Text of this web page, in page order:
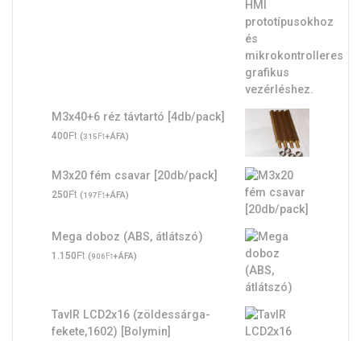
M3x40+6 réz távtartó [4db/pack]
400Ft (315Ft+ÁFA)
M3x20 fém csavar [20db/pack]
250Ft (197Ft+ÁFA)
Mega doboz (ABS, átlátszó)
1.150Ft (906Ft+ÁFA)
TavIR LCD2x16 (zöldessárga-
fekete,1602) [Bolymin]